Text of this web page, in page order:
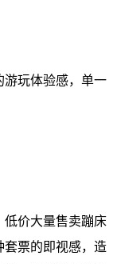
游玩体验感，单一
低价大量售卖蹦床
套票的即视感，造